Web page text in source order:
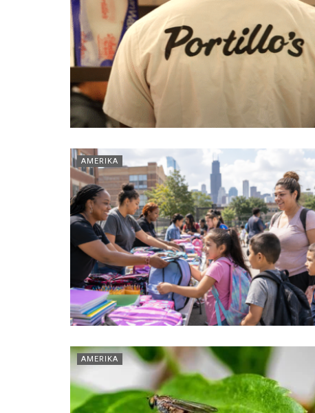
AMERIKA
AMERIKA